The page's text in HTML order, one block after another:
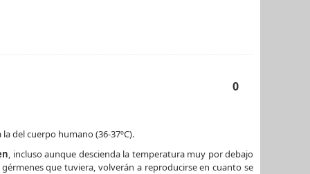
0
del cuerpo humano (36-37ºC).
, incluso aunque descienda la temperatura muy por debajo
que tuviera, volverán a reproducirse en cuanto se